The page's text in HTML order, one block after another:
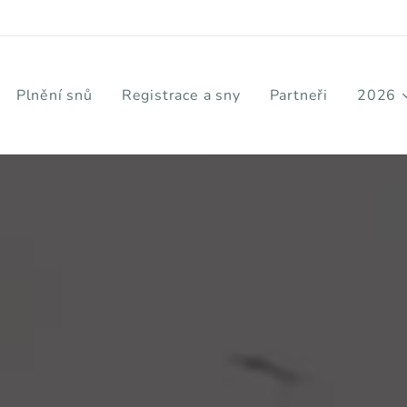
Plnění snů Registrace a sny Partneři 2026